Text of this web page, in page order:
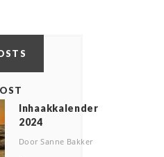
Inhaakkalender
2024
Door Sanne Bakker